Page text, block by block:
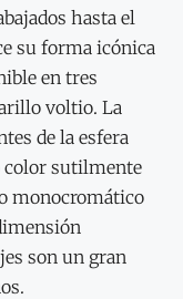
hasta el
su forma icónica
en tres
voltio. La
de la esfera
color sutilmente
monocromático
son un gran